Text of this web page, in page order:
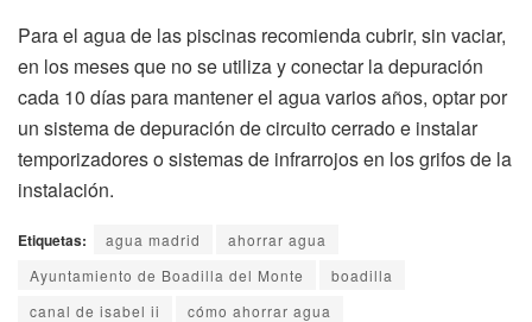
Para el agua de las piscinas recomienda cubrir, sin vaciar,
en los meses que no se utiliza y conectar la depuración
cada 10 días para mantener el agua varios años, optar por
un sistema de depuración de circuito cerrado e instalar
temporizadores o sistemas de infrarrojos en los grifos de la
instalación.
Etiquetas: agua madrid
ahorrar agua
Ayuntamiento de Boadilla del Monte
boadilla
canal de isabel ii
cómo ahorrar agua